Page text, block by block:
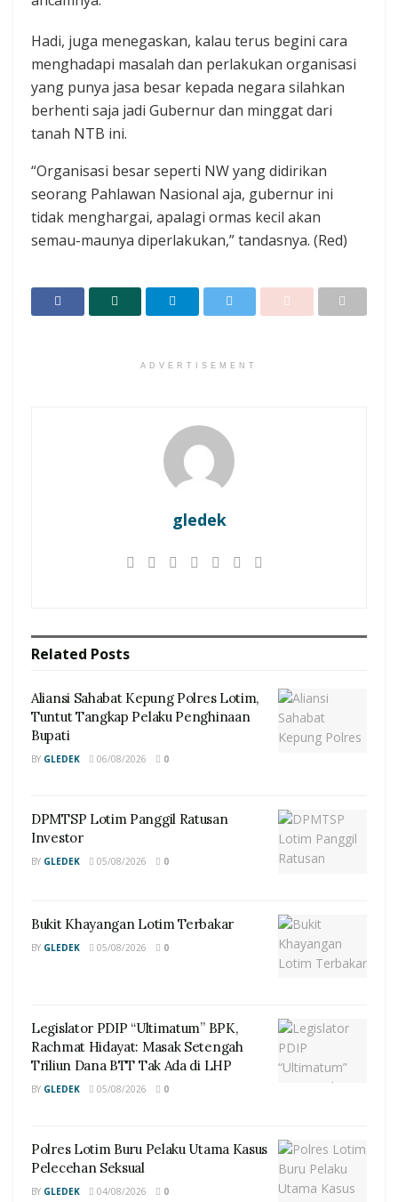
Hadi, juga menegaskan, kalau terus begini cara
menghadapi masalah dan perlakukan organisasi
yang punya jasa besar kepada negara silahkan
berhenti saja jadi Gubernur dan minggat dari
tanah NTB ini.
“Organisasi besar seperti NW yang didirikan
seorang Pahlawan Nasional aja, gubernur ini
tidak menghargai, apalagi ormas kecil akan
semau-maunya diperlakukan,” tandasnya. (Red)
ADVERTISEMENT
gledek
Related Posts
Aliansi Sahabat Kepung Polres Lotim,
Tuntut Tangkap Pelaku Penghinaan
Bupati
BY GLEDEK 06/08/2026 0
DPMTSP Lotim Panggil Ratusan
Investor
BY GLEDEK 05/08/2026 0
Bukit Khayangan Lotim Terbakar
BY GLEDEK 05/08/2026 0
Legislator PDIP “Ultimatum” BPK,
Rachmat Hidayat: Masak Setengah
Triliun Dana BTT Tak Ada di LHP
BY GLEDEK 05/08/2026 0
Polres Lotim Buru Pelaku Utama Kasus
Pelecehan Seksual
BY GLEDEK 04/08/2026 0